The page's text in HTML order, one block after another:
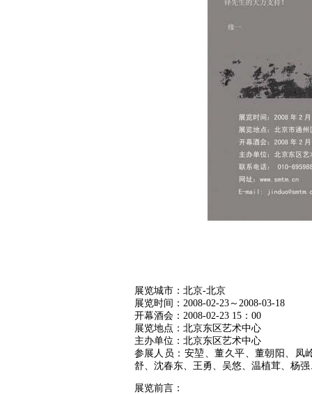
展览城市：北京-北京
展览时间：2008-02-23～2008-03-18
开幕酒会：2008-02-23 15：00
展览地点：北京东区艺术中心
主办单位：北京东区艺术中心
参展人员：安堃、董久平、董朝阳、凤
舒、沈春东、王勇、吴悠、温植茸、杨
展览前言：